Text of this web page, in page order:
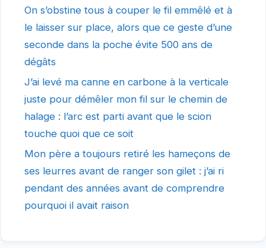
On s’obstine tous à couper le fil emmêlé et à
le laisser sur place, alors que ce geste d’une
seconde dans la poche évite 500 ans de
dégâts
J’ai levé ma canne en carbone à la verticale
juste pour démêler mon fil sur le chemin de
halage : l’arc est parti avant que le scion
touche quoi que ce soit
Mon père a toujours retiré les hameçons de
ses leurres avant de ranger son gilet : j’ai ri
pendant des années avant de comprendre
pourquoi il avait raison